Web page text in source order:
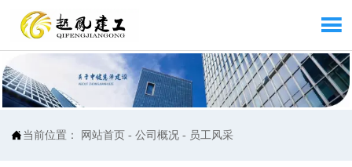

 当前位置： 网站首页 -公司概况 - 员工风采